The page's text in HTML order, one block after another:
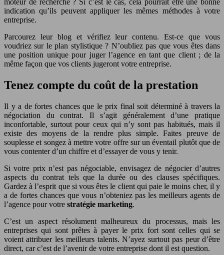
moteur de recherche ? Si c’est le cas, cela pourrait être une bonne
indication qu’ils peuvent appliquer les mêmes méthodes à votre
entreprise.
Parcourez leur blog et vérifiez leur contenu. Est-ce que vous
voudriez sur le plan stylistique ? N’oubliez pas que vous êtes dans
une position unique pour juger l’agence en tant que client ; de la
même façon que vos clients jugeront votre entreprise.
Tenez compte du coût de la prestation
Il y a de fortes chances que le prix final soit déterminé à travers la
négociation du contrat. Il s’agit généralement d’une pratique
inconfortable, surtout pour ceux qui n’y sont pas habitués, mais il
existe des moyens de la rendre plus simple. Faites preuve de
souplesse et songez à mettre votre offre sur un éventail plutôt que de
vous contenter d’un chiffre et d’essayer de vous y tenir.
Si votre prix n’est pas négociable, envisagez de négocier d’autres
aspects du contrat tels que la durée ou des clauses spécifiques.
Gardez à l’esprit que si vous êtes le client qui paie le moins cher, il y
a de fortes chances que vous n’obteniez pas les meilleurs agents de
l’agence pour votre stratégie marketing.
C’est un aspect résolument malheureux du processus, mais les
entreprises qui sont prêtes à payer le prix fort sont celles qui se
voient attribuer les meilleurs talents. N’ayez surtout pas peur d’être
direct, car c’est de l’avenir de votre entreprise dont il est question.